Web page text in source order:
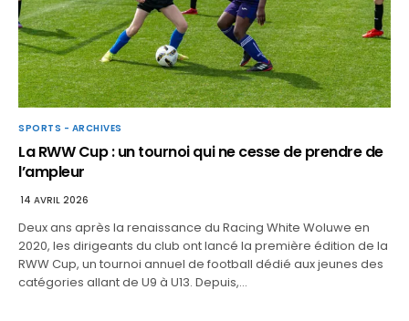
SPORTS - ARCHIVES
La RWW Cup : un tournoi qui ne cesse de prendre de
l’ampleur
14 AVRIL 2026
Deux ans après la renaissance du Racing White Woluwe en
2020, les dirigeants du club ont lancé la première édition de la
RWW Cup, un tournoi annuel de football dédié aux jeunes des
catégories allant de U9 à U13. Depuis,…